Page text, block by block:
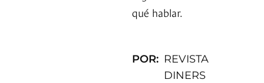
qué hablar.
POR: REVISTA
DINERS